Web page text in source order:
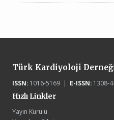
Türk Kardiyoloji
ISSN:1016-5169 | E-ISSN:1308-
Hızlı Linkler
Yayın Kurulu